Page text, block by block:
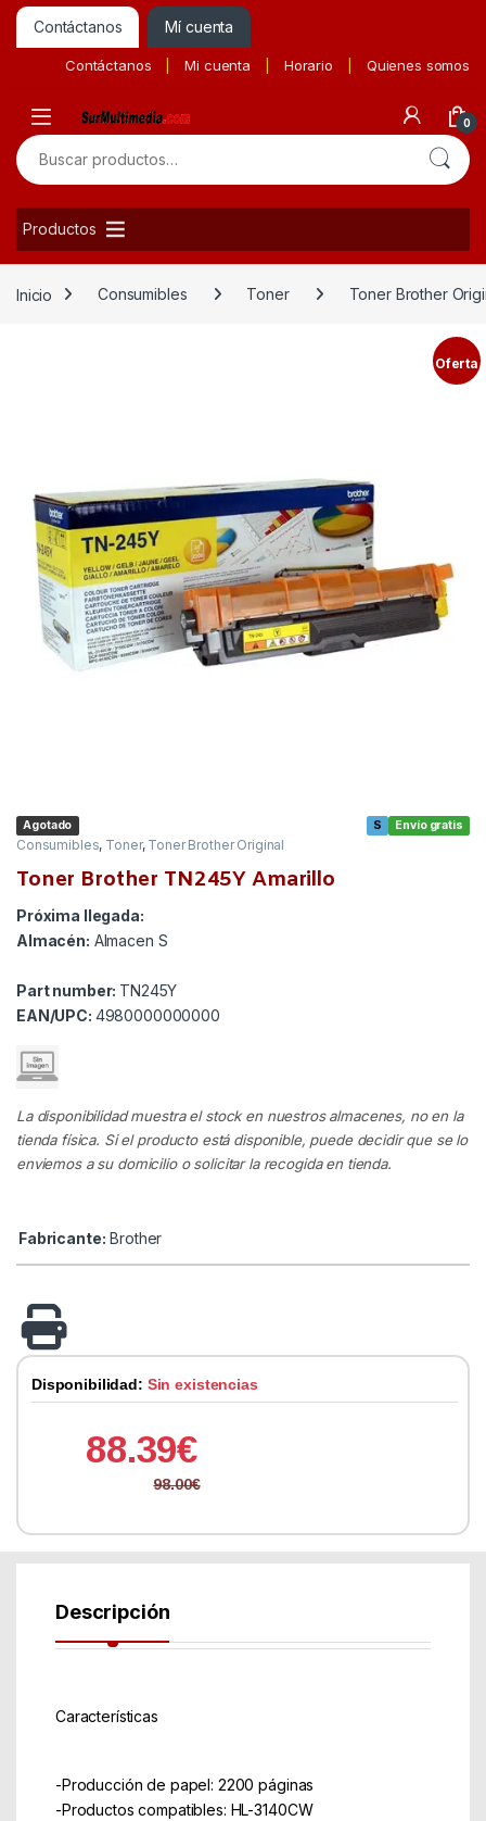
Contáctanos Mí cuenta
Contáctanos Mi cuenta Horario Quienes somos
0
Buscar por:
Productos
Inicio Consumibles Toner Toner Brother
Envío gratis
S
Agotado
Oferta
Consumibles, Toner, Toner Brother Original
Toner Brother TN245Y Amarillo
Próxima llegada:
Almacén: Almacen S
Part number: TN245Y
EAN/UPC: 4980000000000
La disponibilidad muestra el stock en nuestros almacenes, no en la
tienda física. Si el producto está disponible, puede decidir que se lo
enviemos a su domicilio o solicitar la recogida en tienda.
Fabricante: Brother
Disponibilidad: Sin existencias
88.39€
98.00€
Descripción
Características
-Producción de papel: 2200 páginas
-Productos compatibles: HL-3140CW